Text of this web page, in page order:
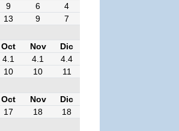
9 6
4
13 9
7
Oct Nov
Dic
4.1 4.1
4.4
10 10
11
Oct Nov
Dic
17 18
18